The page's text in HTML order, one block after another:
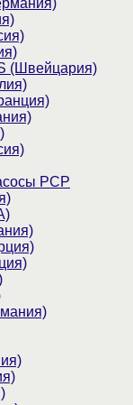
(Швейцария)
PCP